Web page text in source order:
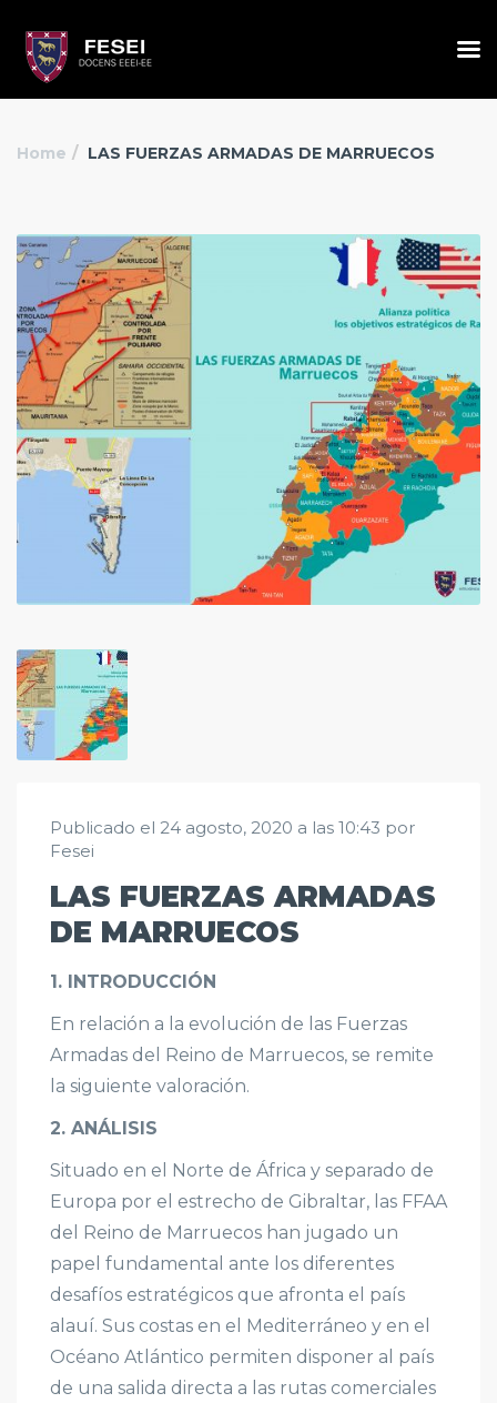
Home LAS FUERZAS ARMADAS DE MARRUECOS
Publicado el 24 agosto, 2020 a las 10:43 por
Fesei
LAS FUERZAS ARMADAS
DE MARRUECOS
1. INTRODUCCIÓN
En relación a la evolución de las Fuerzas
Armadas del Reino de Marruecos, se remite
la siguiente valoración.
2. ANÁLISIS
Situado en el Norte de África y separado de
Europa por el estrecho de Gibraltar, las FFAA
del Reino de Marruecos han jugado un
papel fundamental ante los diferentes
desafíos estratégicos que afronta el país
alauí. Sus costas en el Mediterráneo y en el
Océano Atlántico permiten disponer al país
de una salida directa a las rutas comerciales